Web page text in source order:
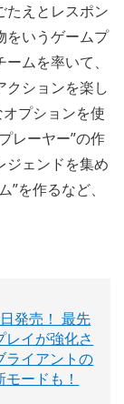
たえとレスポン
をいうゲームプ
ムを率いて、
クションを楽し
プションを使
レーヤー”の作
ジェンドを集め
を作るなど、
発売！ 最先
イが強化さ
ライアントの
ードも！